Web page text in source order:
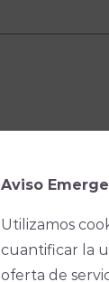
Aviso
Utilizamos
cuantificar la
oferta de